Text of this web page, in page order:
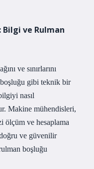
ve Rulman
ve sınırlarını
gibi teknik bir
nasıl
Makine mühendisleri,
ölçüm ve hesaplama
ve güvenilir
boşluğu